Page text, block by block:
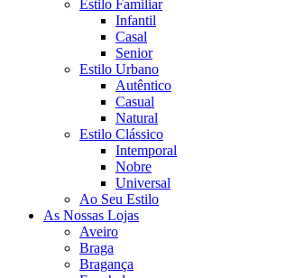
Estilo Familiar
Infantil
Casal
Senior
Estilo Urbano
Autêntico
Casual
Natural
Estilo Clássico
Intemporal
Nobre
Universal
Ao Seu Estilo
As Nossas Lojas
Aveiro
Braga
Bragança